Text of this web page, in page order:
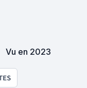
Vu en 2023